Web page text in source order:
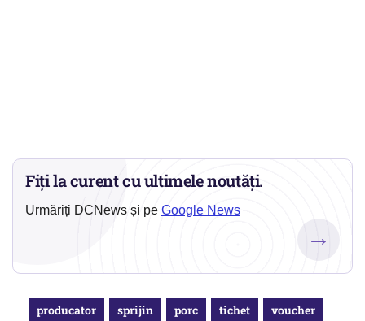
Fiți la curent cu ultimele noutăți.
Urmăriți DCNews și pe Google News
→
producator sprijin porc tichet voucher